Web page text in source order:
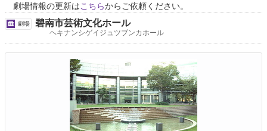
a
t
o
n
t
i
劇場情報の更新はこちらからご依頼ください。
劇場 碧南市芸術文化ホール
ヘキナンシゲイジュツブンカホール